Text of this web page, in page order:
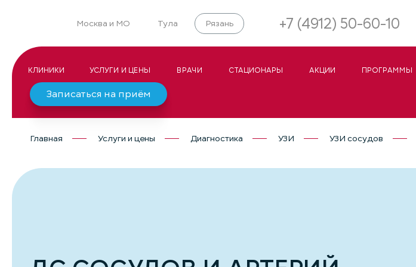
Москва и МО Тула Рязань +7 (4912) 50-60-10
КЛИНИКИ УСЛУГИ И ЦЕНЫ ВРАЧИ СТАЦИОНАРЫ АКЦИИ ПРОГРАММЫ
Записаться на приём
Главная Услуги и цены Диагностика УЗИ УЗИ сосудов